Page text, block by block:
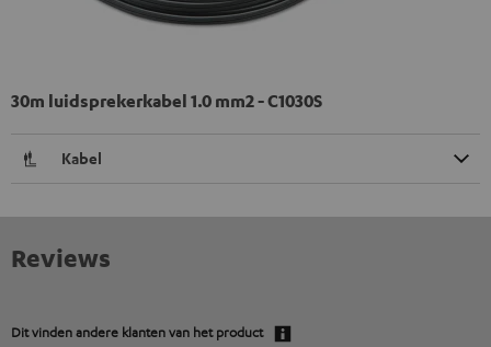
30m luidsprekerkabel 1.0 mm2 - C1030S
Kabel
Reviews
Dit vinden andere klanten van het product